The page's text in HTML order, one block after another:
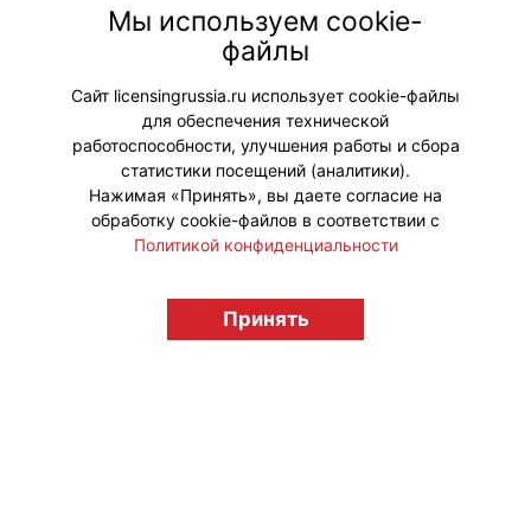
Австралии празднует свой 12-й
день рождения. В честь этого она
выпустила лимитированный набор
пончиков с миньонами.
#Коллаборации
licensingrussia.ru, 2009-2026 12+
Мы используем cookie-
файлы
Сайт licensingrussia.ru использует cookie-файлы
для обеспечения технической
работоспособности, улучшения работы и сбора
статистики посещений (аналитики).
Нажимая «Принять», вы даете согласие на
обработку cookie-файлов в соответствии с
Политикой конфиденциальности
Принять